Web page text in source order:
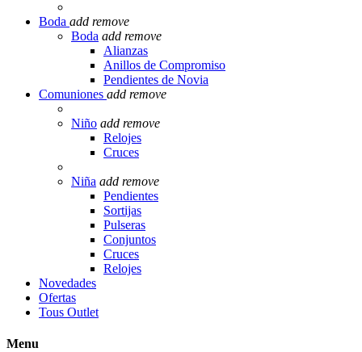
Boda add remove
Boda add remove
Alianzas
Anillos de Compromiso
Pendientes de Novia
Comuniones add remove
Niño add remove
Relojes
Cruces
Niña add remove
Pendientes
Sortijas
Pulseras
Conjuntos
Cruces
Relojes
Novedades
Ofertas
Tous Outlet
Menu